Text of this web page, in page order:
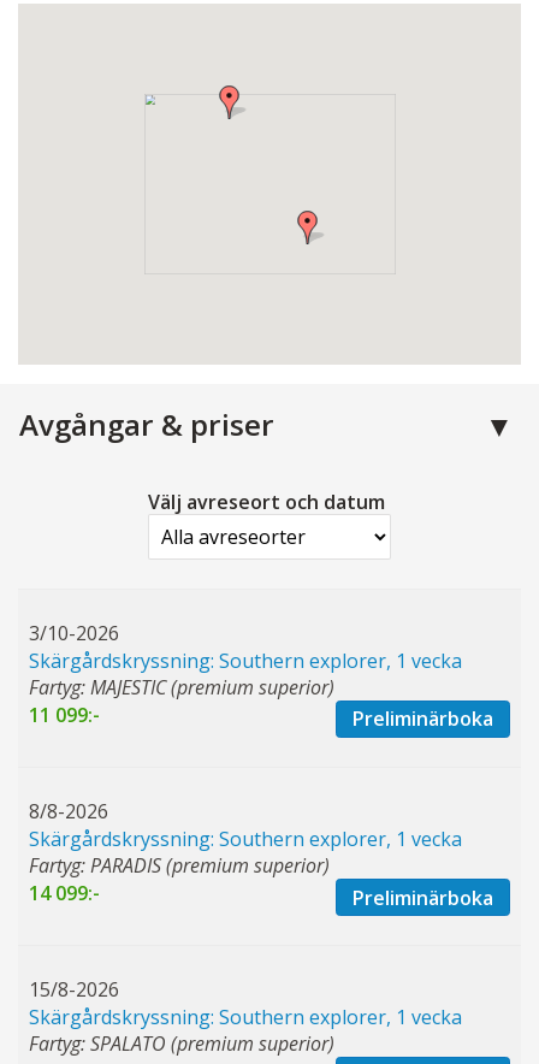
Avgångar & priser
Välj avreseort och datum
3/10-2026
Skärgårdskryssning: Southern explorer, 1 vecka
Fartyg: MAJESTIC (premium superior)
11 099:-
Preliminärboka
8/8-2026
Skärgårdskryssning: Southern explorer, 1 vecka
Fartyg: PARADIS (premium superior)
14 099:-
Preliminärboka
15/8-2026
Skärgårdskryssning: Southern explorer, 1 vecka
Fartyg: SPALATO (premium superior)